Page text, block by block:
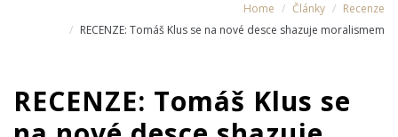
Home Články
Recenze
RECENZE: Tomáš Klus se na nové desce shazuje moralismem
RECENZE: Tomáš Klus se